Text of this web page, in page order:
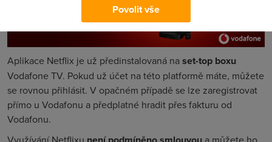
Aplikace Netflix je už předinstalovaná naset-top boxu
Vodafone TV. Pokud už účet na této platformě máte, můžete
se rovnou přihlásit. V opačném případě se lze zaregistrovat
přímo u Vodafonu a předplatné hradit přes fakturu od
Vodafonu.
Povolit vše